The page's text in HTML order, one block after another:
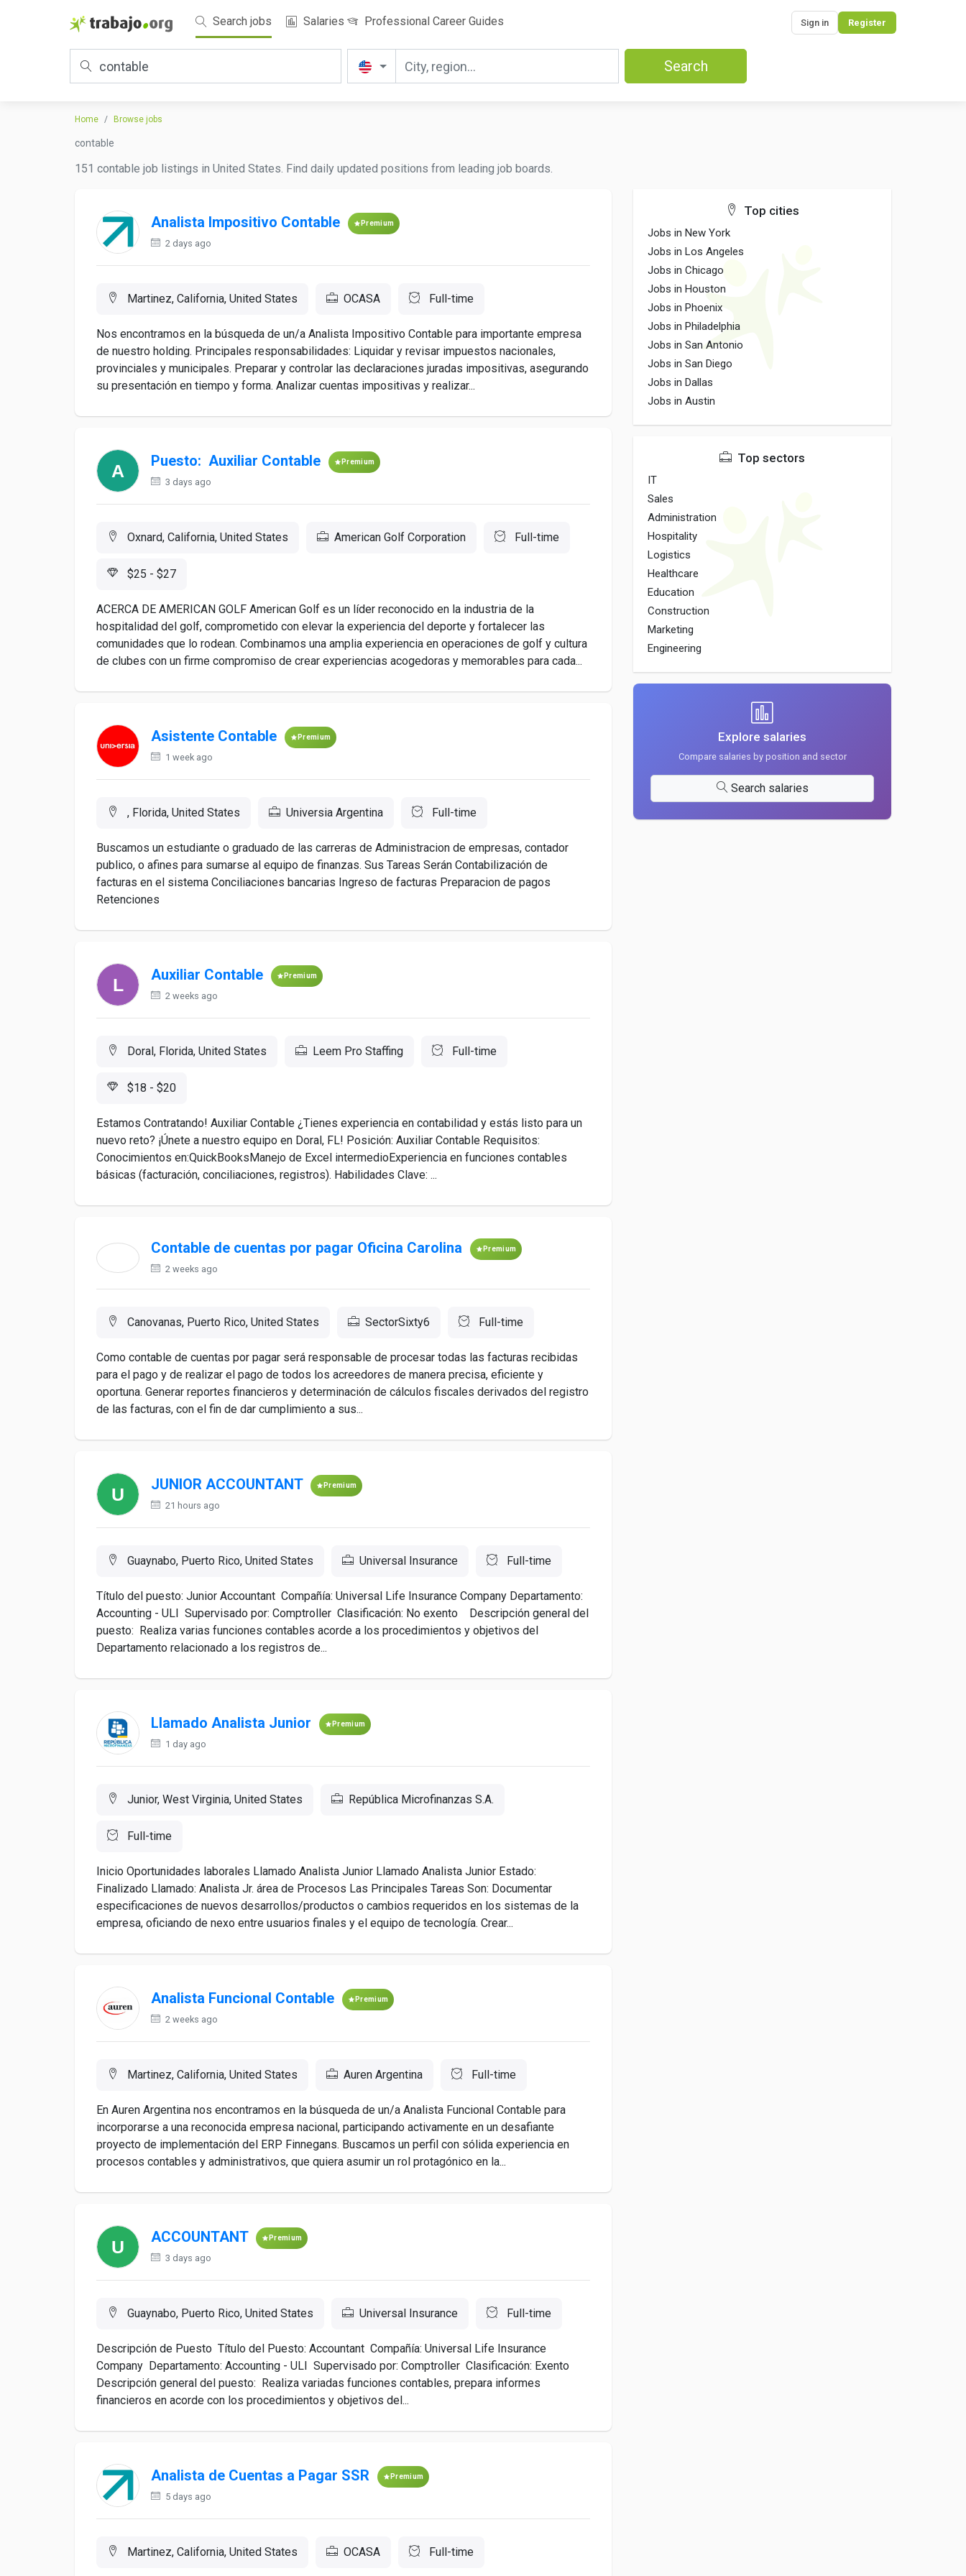
Search jobs Salaries Professional Career Guides Sign in Register
Search
Home Browse jobs
contable
151 contable job listings in United States. Find daily updated positions from leading job boards.
Analista Impositivo Contable Premium
2 days ago
Martinez, California, United States OCASA Full-time
Nos encontramos en la búsqueda de un/a Analista Impositivo Contable para importante empresa
de nuestro holding. Principales responsabilidades: Liquidar y revisar impuestos nacionales,
provinciales y municipales. Preparar y controlar las declaraciones juradas impositivas, asegurando
su presentación en tiempo y forma. Analizar cuentas impositivas y realizar...
Puesto: Auxiliar Contable Premium
3 days ago
Oxnard, California, United States American Golf Corporation Full-time
$25 - $27
ACERCA DE AMERICAN GOLF American Golf es un líder reconocido en la industria de la
hospitalidad del golf, comprometido con elevar la experiencia del deporte y fortalecer las
comunidades que lo rodean. Combinamos una amplia experiencia en operaciones de golf y cultura
de clubes con un firme compromiso de crear experiencias acogedoras y memorables para cada...
Asistente Contable Premium
1 week ago
, Florida, United States Universia Argentina Full-time
Buscamos un estudiante o graduado de las carreras de Administracion de empresas, contador
publico, o afines para sumarse al equipo de finanzas. Sus Tareas Serán Contabilización de
facturas en el sistema Conciliaciones bancarias Ingreso de facturas Preparacion de pagos
Retenciones
Auxiliar Contable Premium
2 weeks ago
Doral, Florida, United States Leem Pro Staffing Full-time
$18 - $20
Estamos Contratando! Auxiliar Contable ¿Tienes experiencia en contabilidad y estás listo para un
nuevo reto? ¡Únete a nuestro equipo en Doral, FL! Posición: Auxiliar Contable Requisitos:
Conocimientos en:QuickBooksManejo de Excel intermedioExperiencia en funciones contables
básicas (facturación, conciliaciones, registros). Habilidades Clave: ...
Contable de cuentas por pagar Oficina Carolina Premium
2 weeks ago
Canovanas, Puerto Rico, United States SectorSixty6 Full-time
Como contable de cuentas por pagar será responsable de procesar todas las facturas recibidas
para el pago y de realizar el pago de todos los acreedores de manera precisa, eficiente y
oportuna. Generar reportes financieros y determinación de cálculos fiscales derivados del registro
de las facturas, con el fin de dar cumplimiento a sus...
JUNIOR ACCOUNTANT Premium
21 hours ago
Guaynabo, Puerto Rico, United States Universal Insurance Full-time
Título del puesto: Junior Accountant Compañía: Universal Life Insurance Company Departamento:
Accounting - ULI Supervisado por: Comptroller Clasificación: No exento Descripción general del
puesto: Realiza varias funciones contables acorde a los procedimientos y objetivos del
Departamento relacionado a los registros de...
Llamado Analista Junior Premium
1 day ago
Junior, West Virginia, United States República Microfinanzas S.A.
Full-time
Inicio Oportunidades laborales Llamado Analista Junior Llamado Analista Junior Estado:
Finalizado Llamado: Analista Jr. área de Procesos Las Principales Tareas Son: Documentar
especificaciones de nuevos desarrollos/productos o cambios requeridos en los sistemas de la
empresa, oficiando de nexo entre usuarios finales y el equipo de tecnología. Crear...
Analista Funcional Contable Premium
2 weeks ago
Martinez, California, United States Auren Argentina Full-time
En Auren Argentina nos encontramos en la búsqueda de un/a Analista Funcional Contable para
incorporarse a una reconocida empresa nacional, participando activamente en un desafiante
proyecto de implementación del ERP Finnegans. Buscamos un perfil con sólida experiencia en
procesos contables y administrativos, que quiera asumir un rol protagónico en la...
ACCOUNTANT Premium
3 days ago
Guaynabo, Puerto Rico, United States Universal Insurance Full-time
Descripción de Puesto Título del Puesto: Accountant Compañía: Universal Life Insurance
Company Departamento: Accounting - ULI Supervisado por: Comptroller Clasificación: Exento
Descripción general del puesto: Realiza variadas funciones contables, prepara informes
financieros en acorde con los procedimientos y objetivos del...
Analista de Cuentas a Pagar SSR Premium
5 days ago
Martinez, California, United States OCASA Full-time
Top cities
Jobs in New York
Jobs in Los Angeles
Jobs in Chicago
Jobs in Houston
Jobs in Phoenix
Jobs in Philadelphia
Jobs in San Antonio
Jobs in San Diego
Jobs in Dallas
Jobs in Austin
Top sectors
IT
Sales
Administration
Hospitality
Logistics
Healthcare
Education
Construction
Marketing
Engineering
Explore salaries
Compare salaries by position and sector
Search salaries